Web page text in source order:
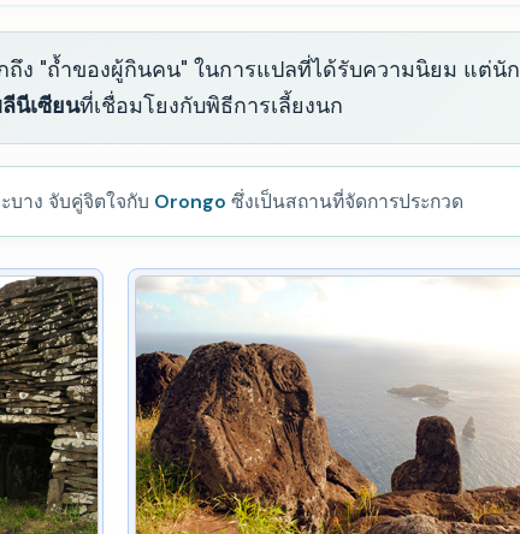
ง "ถ้ำของผู้กินคน" ในการแปลที่ได้รับความนิยม แต่นัก
นีเซียนที่เชื่อมโยงกับพิธีการเลี้ยงนก
บาง จับคู่จิตใจกับ Orongo ซึ่งเป็นสถานที่จัดการประกวด